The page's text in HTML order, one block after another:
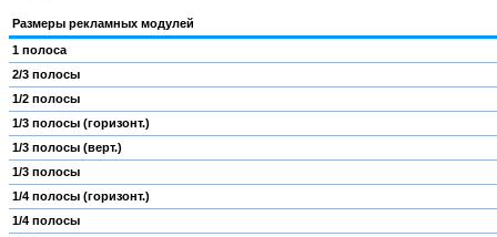
Размеры рекламных модулей
1 полоса
2/3 полосы
1/2 полосы
1/3 полосы (горизонт.)
1/3 полосы (верт.)
1/3 полосы
1/4 полосы (горизонт.)
1/4 полосы